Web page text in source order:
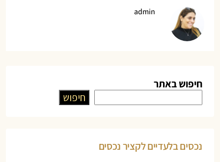
admin
חיפוש באתר
חיפוש
נכסים בלעדיים לקציר נכסים